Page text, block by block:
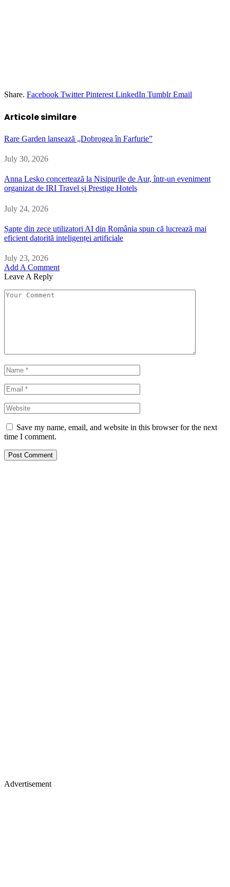
Share. Facebook Twitter Pinterest LinkedIn Tumblr Email
Articole similare
Rare Garden lansează „Dobrogea în Farfurie”
July 30, 2026
Anna Lesko concertează la Nisipurile de Aur, într-un eveniment
organizat de IRI Travel și Prestige Hotels
July 24, 2026
Șapte din zece utilizatori AI din România spun că lucrează mai
eficient datorită inteligenței artificiale
July 23, 2026
Add A Comment
Leave A Reply
Save my name, email, and website in this browser for the next
time I comment.
Advertisement